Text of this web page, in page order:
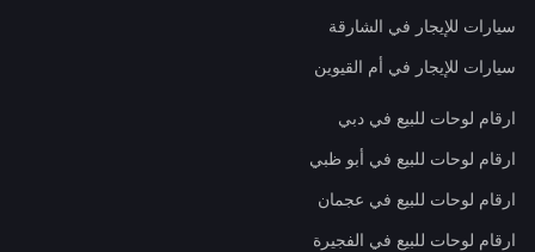
سيارات للإيجار في الشارقة
سيارات للإيجار في أم القيوين
ارقام لوحات للبيع في دبي
ارقام لوحات للبيع في أبو ظبي
ارقام لوحات للبيع في عجمان
ارقام لوحات للبيع في الفجيرة